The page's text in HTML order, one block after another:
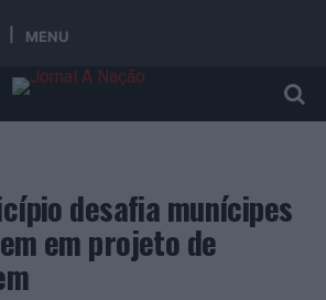
MENU
desafia munícipes
em projeto de